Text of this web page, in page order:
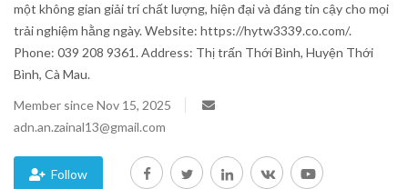
Sitemap
News
Business
một không gian giải trí chất lượng, hiện đại và đáng tin cậy cho mọi
trải nghiệm hằng ngày. Website: https://hytw3339.co.com/.
Phone: 039 208 9361. Address: Thị trấn Thới Bình, Huyện Thới
Bình, Cà Mau.
Member since Nov 15, 2025
adn.an.zainal13@gmail.com
Follow